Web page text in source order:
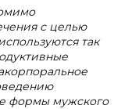
с целью
так
формы мужского